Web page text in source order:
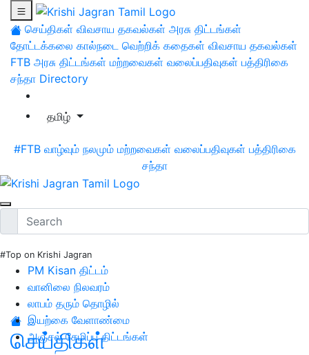
செய்திகள் விவசாய தகவல்கள் அரசு திட்டங்கள்
தோட்டக்கலை கால்நடை வெற்றிக் கதைகள் விவசாய தகவல்கள்
FTB அரசு திட்டங்கள் மற்றவைகள் வலைப்பதிவுகள் பத்திரிகை
சந்தா Directory
தமிழ்
#FTB வாழ்வும் நலமும் மற்றவைகள் வலைப்பதிவுகள் பத்திரிகை
சந்தா
#Top on Krishi Jagran
PM Kisan திட்டம்
வானிலை நிலவரம்
லாபம் தரும் தொழில்
இயற்கை வேளாண்மை
அஞ்சல் சேமிப்பு திட்டங்கள்
செய்திகள்